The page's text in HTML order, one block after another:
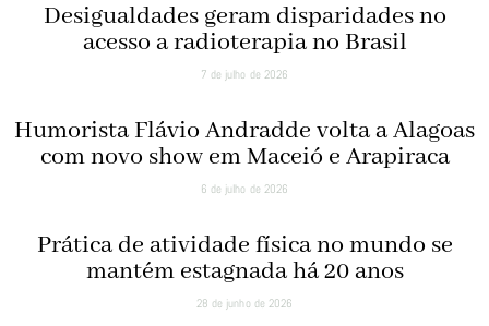
Desigualdades geram disparidades no
acesso a radioterapia no Brasil
7 de julho de 2026
Humorista Flávio Andradde volta a Alagoas
com novo show em Maceió e Arapiraca
6 de julho de 2026
Prática de atividade física no mundo se
mantém estagnada há 20 anos
28 de junho de 2026